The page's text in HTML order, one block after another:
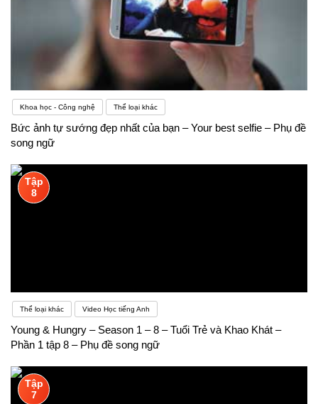
Khoa học - Công nghệ Thể loại khác
Bức ảnh tự sướng đẹp nhất của bạn – Your best selfie – Phụ đề
song ngữ
Tập
8
Thể loại khác Video Học tiếng Anh
Young & Hungry – Season 1 – 8 – Tuổi Trẻ và Khao Khát –
Phần 1 tập 8 – Phụ đề song ngữ
Tập
7